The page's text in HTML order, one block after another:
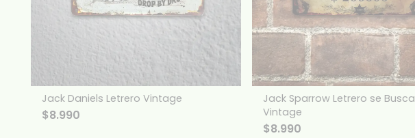
Jack Daniels Letrero Vintage
$8.990
Jack Sparrow Letrero se Busca
Vintage
$8.990